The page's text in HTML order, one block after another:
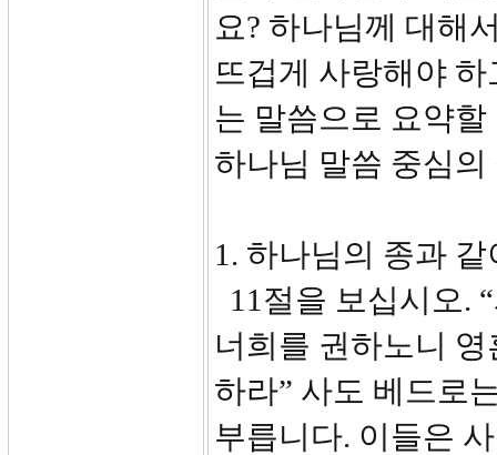
요? 하나님께 대해
뜨겁게 사랑해야
는 말씀으로 요약
하나님 말씀 중심
1. 하나님의 종과
11절을 보십시오.
너희를 권하노니
하라” 사도 베드로
부릅니다. 이들은